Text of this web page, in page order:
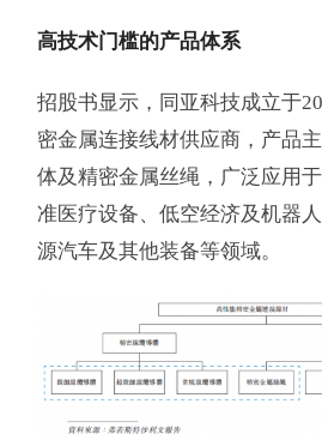
高技术门槛的产品体系
招股书显示，同亚科技成立于
密金属连接线材供应商，产品
体及精密金属丝绳，广泛应用
准医疗设备、低空经济及机器
源汽车及其他装备等领域。